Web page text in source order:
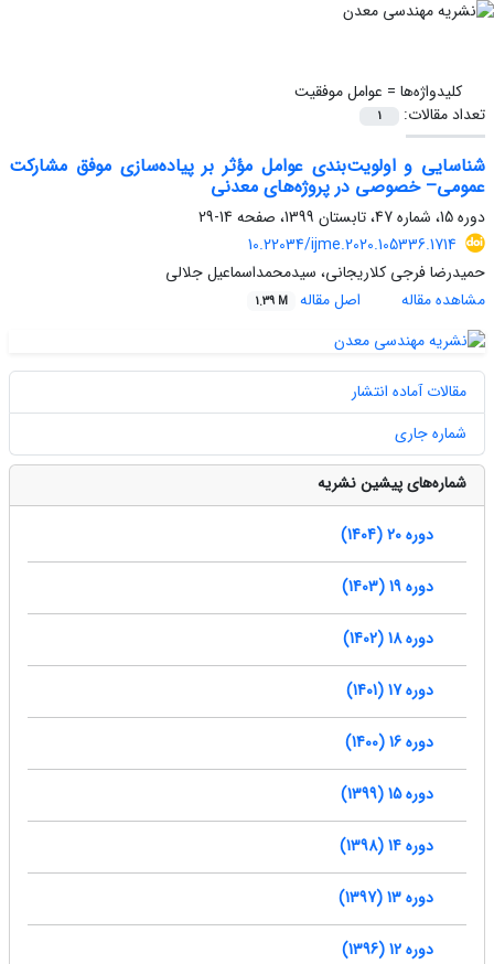
کلیدواژه‌ها = عوامل موفقیت
تعداد مقالات:
1
شناسایی و اولویت‌بندی عوامل مؤثر بر پیاده‌سازی موفق مشارکت
عمومی‌– ‌خصوصی در پروژه‌های معدنی
دوره 15، شماره 47، تابستان 1399، صفحه
14-29
10.22034/ijme.2020.105336.1714
حمیدرضا فرجی کلاریجانی، سیدمحمداسماعیل جلالی
مشاهده مقاله
اصل مقاله 1.39 M
مقالات آماده انتشار
شماره جاری
شماره‌های پیشین نشریه
دوره 20 (1404)
دوره 19 (1403)
دوره 18 (1402)
دوره 17 (1401)
دوره 16 (1400)
دوره 15 (1399)
دوره 14 (1398)
دوره 13 (1397)
دوره 12 (1396)